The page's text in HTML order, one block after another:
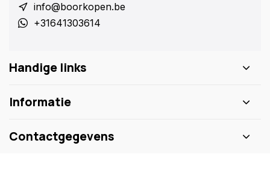
info@boorkopen.be
+31641303614
Handige links
Informatie
Contactgegevens